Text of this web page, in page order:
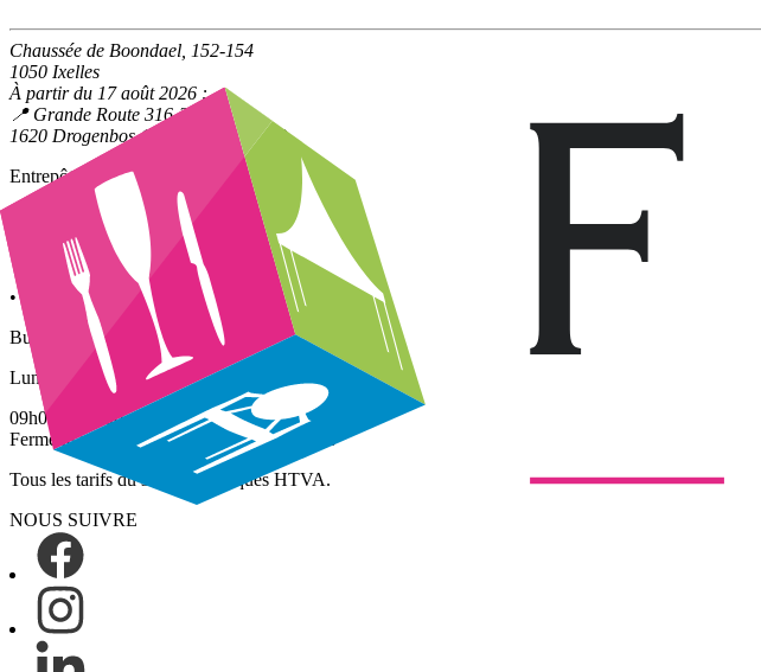
Chaussée de Boondael, 152-154
1050 Ixelles
À partir du 17 août 2026 :
📍 Grande Route 316-318
1620 Drogenbos (à la limite d'Uccle)
Entrepôt
Lundi – Vendredi
• Enlèvements : 09h00 – 16h00
• Retours : 09h00 – 13h00
Bureau / Showroom (sur rdv)
Lundi – Vendredi
09h00 – 17h00
Fermé le samedi, le dimanche et jours fériés
Tous les tarifs du site sont indiqués HTVA.
NOUS SUIVRE